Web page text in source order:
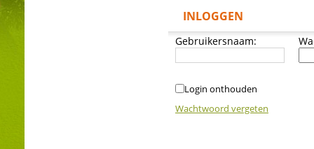
INLOGGEN
Gebruikersnaam:
Login onthouden
Wachtwoord vergeten